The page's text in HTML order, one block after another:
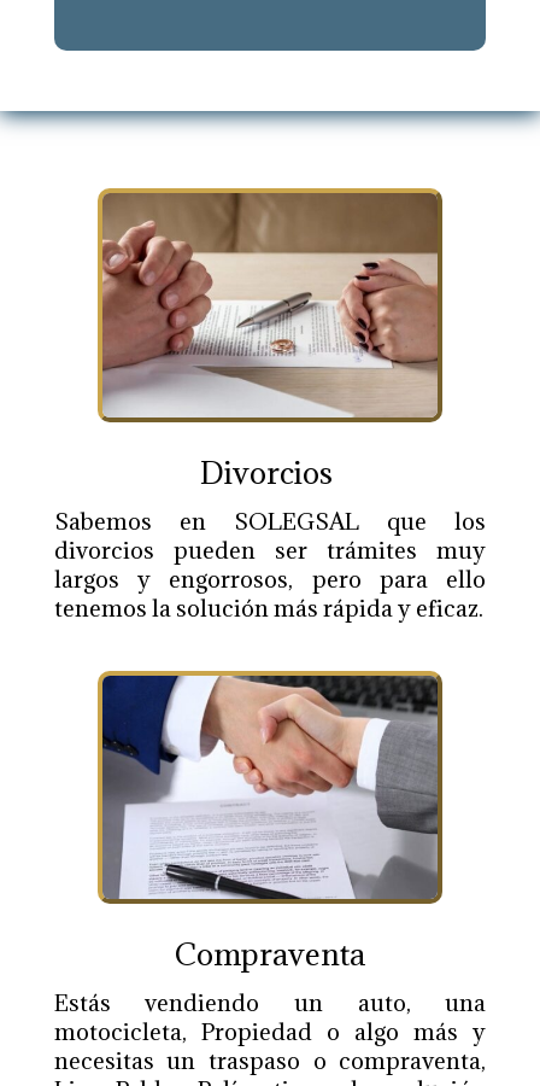
Divorcios
Sabemos en SOLEGSAL que los
divorcios pueden ser trámites muy
largos y engorrosos, pero para ello
tenemos la solución más rápida y eficaz.
Compraventa
Estás vendiendo un auto, una
motocicleta, Propiedad o algo más y
necesitas un traspaso o compraventa,